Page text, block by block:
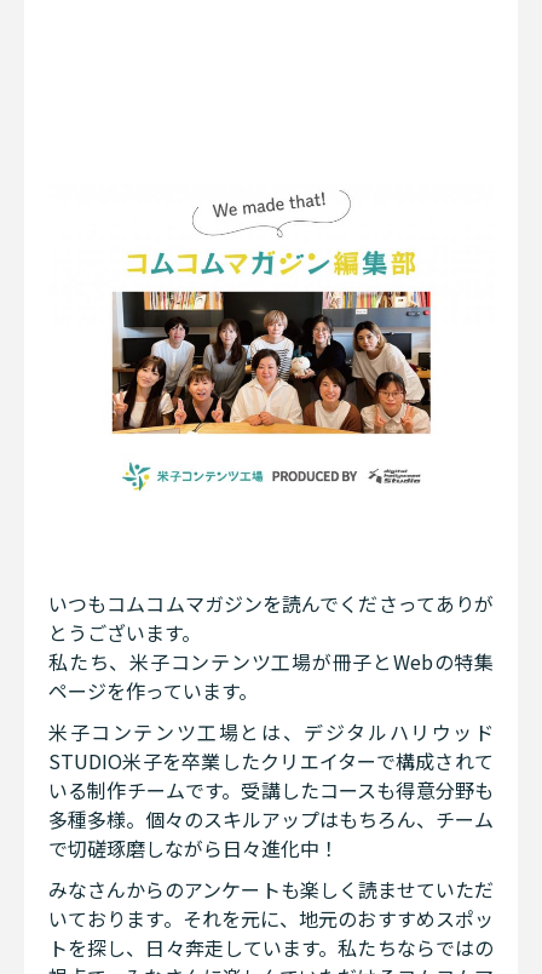
いつもコムコムマガジンを読んでくださってありが
とうございます。
私たち、米子コンテンツ工場が冊子とWebの特集
ページを作っています。
米子コンテンツ工場とは、デジタルハリウッド
STUDIO米子を卒業したクリエイターで構成されて
いる制作チームです。受講したコースも得意分野も
多種多様。個々のスキルアップはもちろん、チーム
で切磋琢磨しながら日々進化中！
みなさんからのアンケートも楽しく読ませていただ
いております。それを元に、地元のおすすめスポッ
トを探し、日々奔走しています。私たちならではの